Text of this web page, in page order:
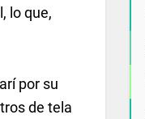
lo que,
por su
de tela